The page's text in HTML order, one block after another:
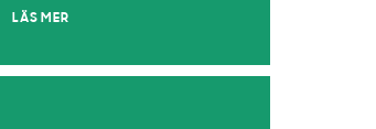
LÄS MER